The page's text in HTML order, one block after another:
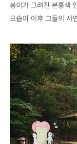
봉이가 그려진 분홍색
모습이 이후 그들의 사